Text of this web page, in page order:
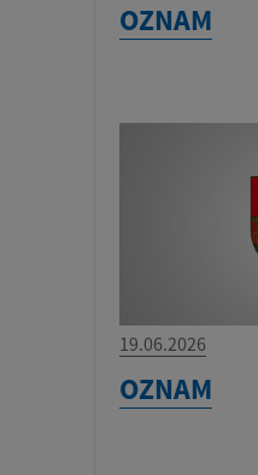
OZNAM
19.06.2026
OZNAM